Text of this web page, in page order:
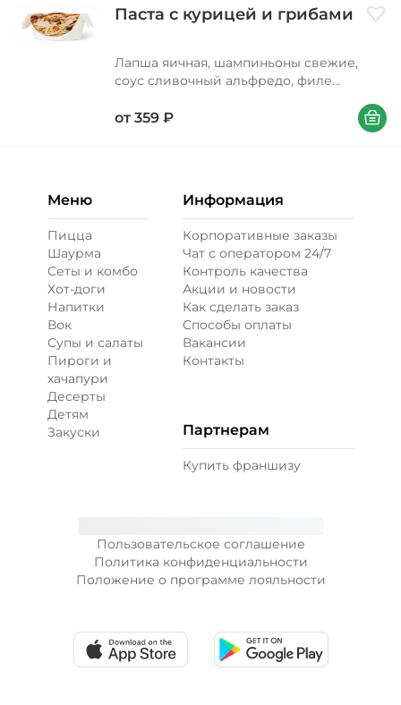
Паста с курицей и грибами
Лапша яичная, шампиньоны свежие,
соус сливочный альфредо, филе
соевый, сыр моцарелла, лук
от 359 ₽ В
Пользовательское соглашение
Политика конфиденциальности
Положение о программе лояльности
Меню
Пицца
Шаурма
Сеты и комбо
Хот-доги
Напитки
Вок
Супы и салаты
Пироги и
хачапури
Десерты
Детям
Закуски
Информация
Корпоративные заказы
Чат с оператором 24/7
Контроль качества
Акции и новости
Как сделать заказ
Способы оплаты
Вакансии
Контакты
Партнерам
Купить франшизу